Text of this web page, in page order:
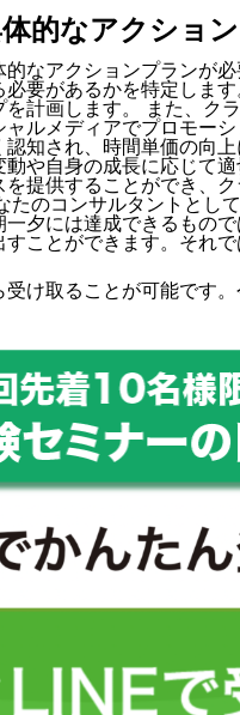
的なアクショ
なアクションプランが
必要があるかを特定しま
計画します。 また、ク
ルメディアでプロモー
知され、時間単価の向
や自身の成長に応じて
提供することができ、
たのコンサルタントとし
夕には達成できるもの
ことができます。それ
受け取ることが可能です